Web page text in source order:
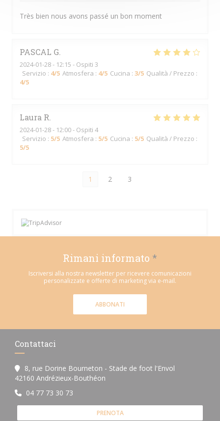
Très bien nous avons passé un bon moment
PASCAL G
2024-01-28- 12:15 - Ospiti 3
Servizio : 4/5 Atmosfera : 4/5 Cucina : 3/5 Qualità / Prezzo :
4/5
Laura R
2024-01-28- 12:00 - Ospiti 4
Servizio : 5/5 Atmosfera : 5/5 Cucina : 5/5 Qualità / Prezzo :
5/5
1 2 3
Rimani informato *
Iscriversi alla nostra newsletter per ricevere comunicazioni
personalizzate e offerte di marketing via e-mail.
ABBONATI
Contattaci
8, rue Dorine Bourneton - Stade de foot l'Envol
42160 Andrézieux-Bouthéon
04 77 73 30 73
PRENOTA